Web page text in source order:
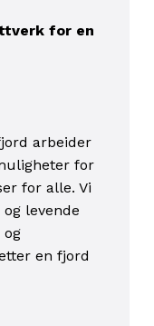
for en
arbeider
for
for alle. Vi
levende
en fjord